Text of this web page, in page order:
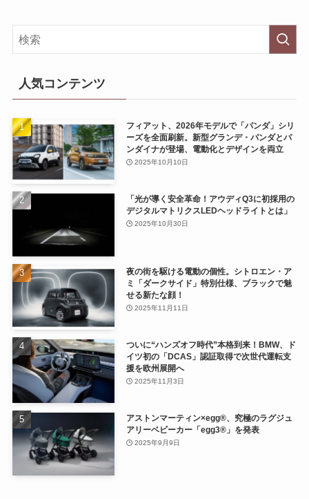
人気コンテンツ
フィアット、2026年モデルで「パンダ」シリ
ーズを全面刷新。新型グランデ・パンダとパ
ンダイナが登場、電動化とデザインを両立
2025年10月10日
「光が導く安全革命！アウディQ3に初採用の
デジタルマトリクスLEDヘッドライトとは」
2025年10月30日
夜の街を駆ける電動の個性。シトロエン・ア
ミ「ダークサイド」特別仕様、ブラックで魅
せる新たな顔！
2025年11月11日
ついに“ハンズオフ時代”本格到来！BMW、ド
イツ初の「DCAS」認証取得で次世代運転支
援を欧州展開へ
2025年11月3日
アストンマーティン×egg®、究極のラグジュ
アリーベビーカー「egg3®」を発表
2025年9月9日